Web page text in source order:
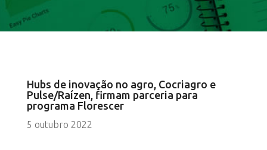
Hubs de inovação no agro, Cocriagro e
Pulse/Raízen, firmam parceria para
programa Florescer
5 outubro 2022